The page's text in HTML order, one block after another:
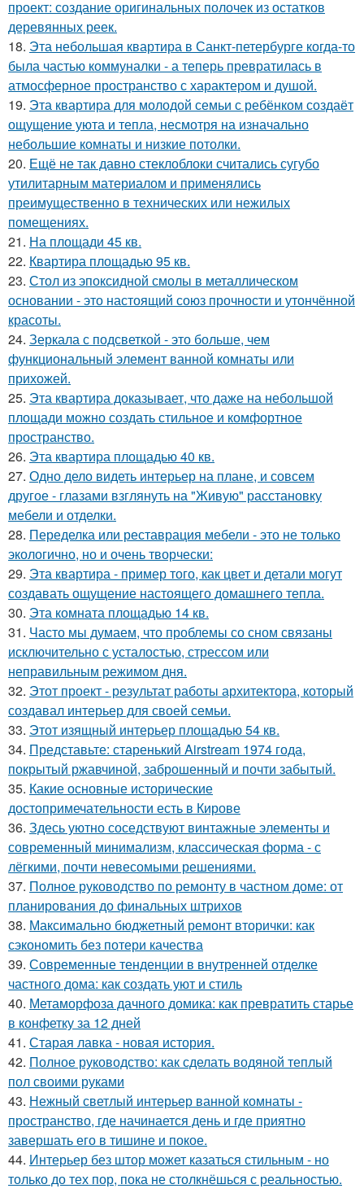
проект: создание оригинальных полочек из остатков
деревянных реек.
18. Эта небольшая квартира в Санкт-петербурге когда-то
была частью коммуналки - а теперь превратилась в
атмосферное пространство с характером и душой.
19. Эта квартира для молодой семьи с ребёнком создаёт
ощущение уюта и тепла, несмотря на изначально
небольшие комнаты и низкие потолки.
20. Ещё не так давно стеклоблоки считались сугубо
утилитарным материалом и применялись
преимущественно в технических или нежилых
помещениях.
21. На площади 45 кв.
22. Квартира площадью 95 кв.
23. Стол из эпоксидной смолы в металлическом
основании - это настоящий союз прочности и утончённой
красоты.
24. Зеркала с подсветкой - это больше, чем
функциональный элемент ванной комнаты или
прихожей.
25. Эта квартира доказывает, что даже на небольшой
площади можно создать стильное и комфортное
пространство.
26. Эта квартира площадью 40 кв.
27. Одно дело видеть интерьер на плане, и совсем
другое - глазами взглянуть на "Живую" расстановку
мебели и отделки.
28. Переделка или реставрация мебели - это не только
экологично, но и очень творчески:
29. Эта квартира - пример того, как цвет и детали могут
создавать ощущение настоящего домашнего тепла.
30. Эта комната площадью 14 кв.
31. Часто мы думаем, что проблемы со сном связаны
исключительно с усталостью, стрессом или
неправильным режимом дня.
32. Этот проект - результат работы архитектора, который
создавал интерьер для своей семьи.
33. Этот изящный интерьер площадью 54 кв.
34. Представьте: старенький Airstream 1974 года,
покрытый ржавчиной, заброшенный и почти забытый.
35. Какие основные исторические
достопримечательности есть в Кирове
36. Здесь уютно соседствуют винтажные элементы и
современный минимализм, классическая форма - с
лёгкими, почти невесомыми решениями.
37. Полное руководство по ремонту в частном доме: от
планирования до финальных штрихов
38. Максимально бюджетный ремонт вторички: как
сэкономить без потери качества
39. Современные тенденции в внутренней отделке
частного дома: как создать уют и стиль
40. Метаморфоза дачного домика: как превратить старье
в конфетку за 12 дней
41. Старая лавка - новая история.
42. Полное руководство: как сделать водяной теплый
пол своими руками
43. Нежный светлый интерьер ванной комнаты -
пространство, где начинается день и где приятно
завершать его в тишине и покое.
44. Интерьер без штор может казаться стильным - но
только до тех пор, пока не столкнёшься с реальностью.